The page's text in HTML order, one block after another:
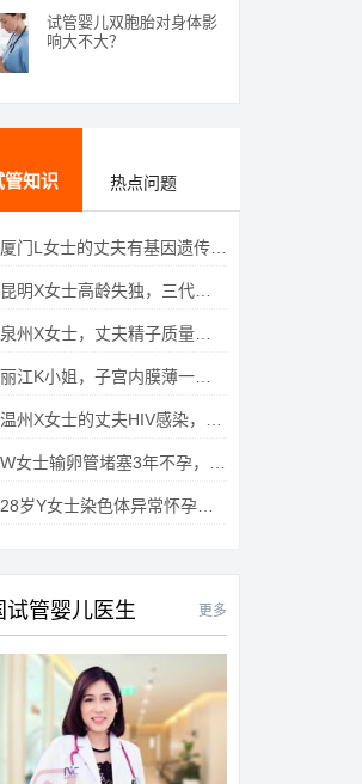
试管婴儿双胞胎对身体影
响大不大？
知识 热点问题
女士的丈夫有基因遗传疾病，三代试管生育健康宝宝
X女士高龄失独，三代试管助她重获女儿
女士，丈夫精子质量差，三代试管获得男宝宝
小姐，子宫内膜薄一直未孕，三代试管一次成功获得
X女士的丈夫HIV感染，三代试管成功获得女宝宝
士输卵管堵塞3年不孕，泰国三代试管喜获
Y女士染色体异常怀孕难，泰国三代试管成功好孕
试管婴儿医生 更多